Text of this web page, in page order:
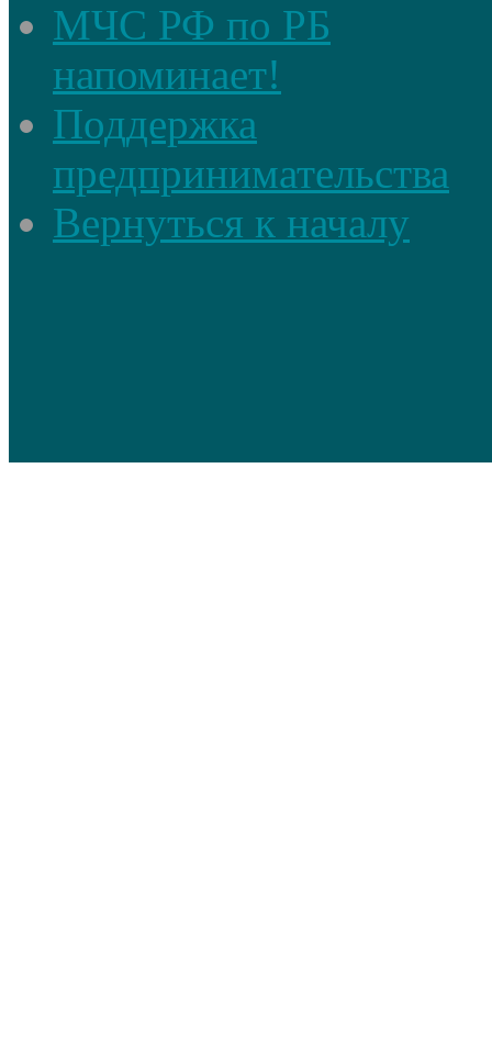
МЧС РФ по РБ
напоминает!
Поддержка
предпринимательства
Вернуться к началу